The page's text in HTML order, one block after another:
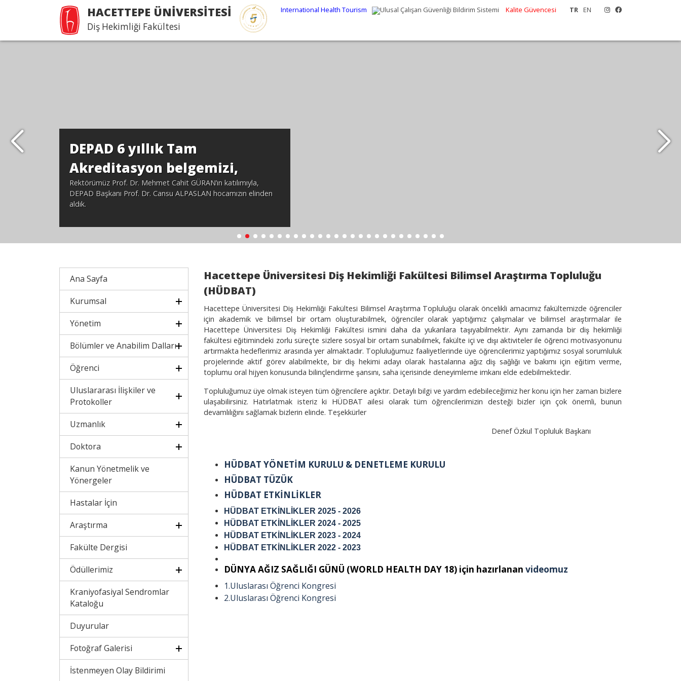
HACETTEPE ÜNİVERSİTESİ
Diş Hekimliği Fakültesi
TR EN
International Health Tourism Ulusal Çalışan Güvenliği Bildirim Sistemi Kalite Güvencesi
DEPAD 6 yıllık Tam
Akreditasyon belgemizi,
Rektörümüz Prof. Dr. Mehmet Cahit GÜRAN’ın katılımıyla,
DEPAD Başkanı Prof. Dr. Cansu ALPASLAN hocamızın elinden
aldık.
Ana Sayfa
Kurumsal
Yönetim
Bölümler ve Anabilim Dalları
Öğrenci
Uluslararası İlişkiler ve
Protokoller
Uzmanlık
Doktora
Kanun Yönetmelik ve
Yönergeler
Hastalar İçin
Araştırma
Fakülte Dergisi
Ödüllerimiz
Kraniyofasiyal Sendromlar
Kataloğu
Duyurular
Fotoğraf Galerisi
İstenmeyen Olay Bildirimi
Hacettepe Üniversitesi Diş Hekimliği Fakültesi Bilimsel Araştırma Topluluğu
(HÜDBAT)
Hacettepe Üniversitesi Diş Hekimliği Fakültesi Bilimsel Araştırma Topluluğu olarak öncelikli amacımız fakültemizde öğrenciler
için akademik ve bilimsel bir ortam oluşturabilmek, öğrenciler olarak yaptığımız çalışmalar ve bilimsel araştırmalar ile
Hacettepe Üniversitesi Diş Hekimliği Fakültesi ismini daha da yukarılara taşıyabilmektir. Aynı zamanda bir diş hekimliği
fakültesi eğitimindeki zorlu süreçte sizlere sosyal bir ortam sunabilmek, fakülte içi ve dışı aktiviteler ile öğrenci motivasyonunu
artırmakta hedeflerimiz arasında yer almaktadır. Topluluğumuz faaliyetlerinde üye öğrencilerimiz yaptığımız sosyal sorumluluk
projelerinde aktif görev alabilmekte, bir diş hekimi adayı olarak hastalarına ağız diş sağlığı ve bakımı için eğitim verme,
toplumu oral hijyen konusunda bilinçlendirme şansını, saha içerisinde deneyimleme imkanı elde edebilmektedir.
Topluluğumuz üye olmak isteyen tüm öğrencilere açıktır. Detaylı bilgi ve yardım edebileceğimiz her konu için her zaman bizlere
ulaşabilirsiniz. Hatırlatmak isteriz ki HÜDBAT ailesi olarak tüm öğrencilerimizin desteği bizler için çok önemli, bunun
devamlılığını sağlamak bizlerin elinde. Teşekkürler
Denef Özkul Topluluk Başkanı
HÜDBAT YÖNETİM KURULU & DENETLEME KURULU
HÜDBAT TÜZÜK
HÜDBAT ETKİNLİKLER
HÜDBAT ETKİNLİKLER 2025 - 2026
HÜDBAT ETKİNLİKLER 2024 - 2025
HÜDBAT ETKİNLİKLER 2023 - 2024
HÜDBAT ETKİNLİKLER 2022 - 2023
DÜNYA AĞIZ SAĞLIĞI GÜNÜ (WORLD HEALTH DAY 18) için hazırlanan videomuz
1.Uluslarası Öğrenci Kongresi
2.Uluslarası Öğrenci Kongresi